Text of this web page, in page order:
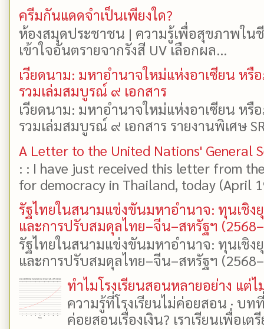
ครีมกันแดดจำเป็นเพียงใด?
ห้องสมุดประชาชน | ความรู้เพื่อสุขภาพใน
เข้าใจอันตรายจากรังสี UV เลือกผล...
เวียดนาม: มหาอำนาจใหม่แห่งอาเซียน ห
รวมเล่มสมบูรณ์ ๙ เอกสาร
เวียดนาม: มหาอำนาจใหม่แห่งอาเซียน ห
รวมเล่มสมบูรณ์ ๙ เอกสาร รายงานพิเศษ
A Letter to the United Nations' General
: : I have just received this letter from
for democracy in Thailand, today (April
รัฐไทยในสนามแข่งขันมหาอำนาจ: ทุนเชิง
และการปรับสมดุลไทย–จีน–สหรัฐฯ
รัฐไทยในสนามแข่งขันมหาอำนาจ: ทุนเชิง
และการปรับสมดุลไทย–จีน–สหรัฐฯ
ทำไมโรงเรียนสอนหลายอย่าง แต่ไ
ความรู้ที่โรงเรียนไม่ค่อยสอน · บ
ค่อยสอนเรื่องเงิน? เราเรียนเพื่อเต